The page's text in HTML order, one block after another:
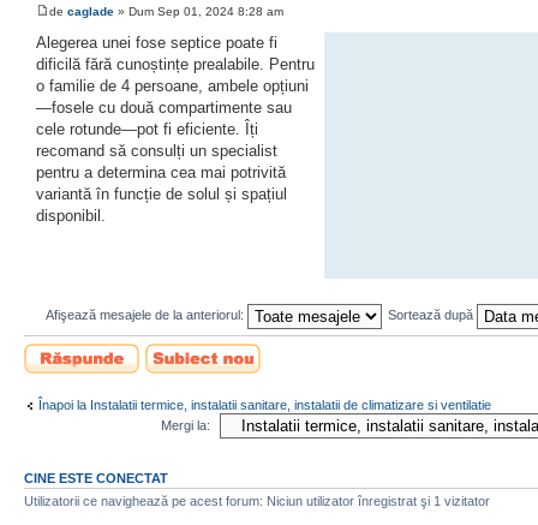
de caglade » Dum Sep 01, 2024 8:28 am
Alegerea unei fose septice poate fi
dificilă fără cunoștințe prealabile. Pentru
o familie de 4 persoane, ambele opțiuni
—fosele cu două compartimente sau
cele rotunde—pot fi eficiente. Îți
recomand să consulți un specialist
pentru a determina cea mai potrivită
variantă în funcție de solul și spațiul
disponibil.
Afişează mesajele de la anteriorul: Sortează după
Scrie un răspuns
Scrie un subiect
nou
Înapoi la Instalatii termice, instalatii sanitare, instalatii de climatizare si ventilatie
Mergi la:
CINE ESTE CONECTAT
Utilizatorii ce navighează pe acest forum: Niciun utilizator înregistrat şi 1 vizitator